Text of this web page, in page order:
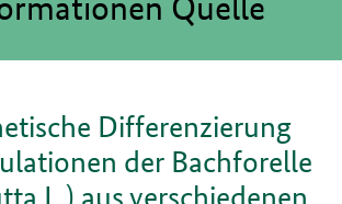
Differenzierung
der Bachforelle
L.) aus verschiedenen